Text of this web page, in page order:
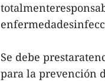
Se debe
para la prevención